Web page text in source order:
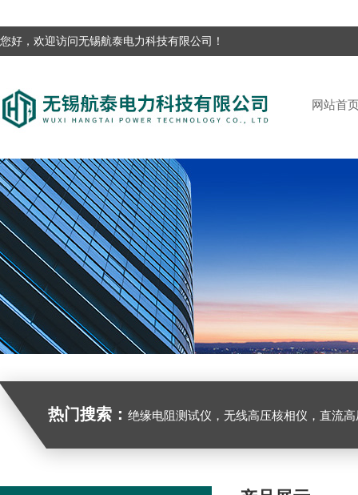
您好，欢迎访问无锡航泰电力科技有限公司！
网站首
热门搜索： 绝缘电阻测试仪，无线高压核相仪，直流